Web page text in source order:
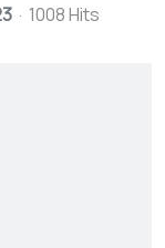
1008 Hits